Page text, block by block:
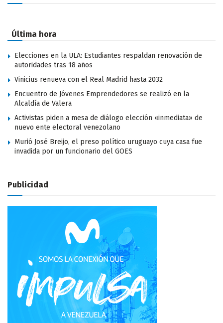
Última hora
Elecciones en la ULA: Estudiantes respaldan renovación de
autoridades tras 18 años
Vinicius renueva con el Real Madrid hasta 2032
Encuentro de Jóvenes Emprendedores se realizó en la
Alcaldía de Valera
Activistas piden a mesa de diálogo elección «inmediata» de
nuevo ente electoral venezolano
Murió José Breijo, el preso político uruguayo cuya casa fue
invadida por un funcionario del GOES
Publicidad